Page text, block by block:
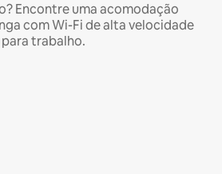
Encontre uma acomodação
com Wi-Fi de alta velocidade
trabalho.